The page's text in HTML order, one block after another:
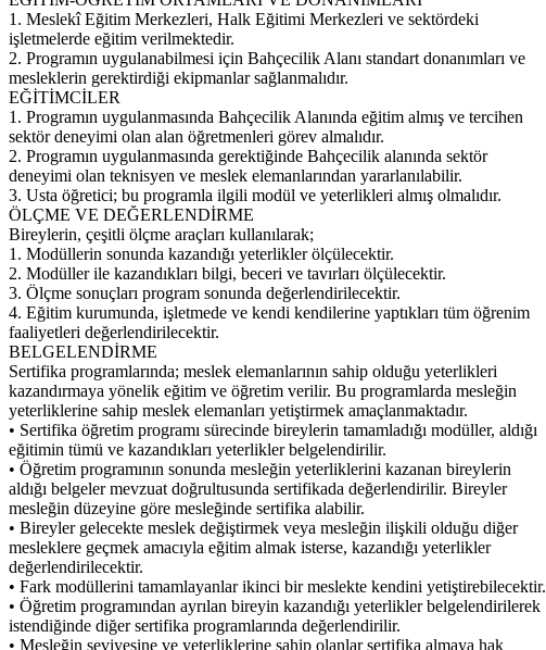
1. Meslekî Eğitim Merkezleri, Halk Eğitimi Merkezleri ve sektördeki
işletmelerde eğitim verilmektedir.
2. Programın uygulanabilmesi için Bahçecilik Alanı standart donanımları ve
mesleklerin gerektirdiği ekipmanlar sağlanmalıdır.
EĞİTİMCİLER
1. Programın uygulanmasında Bahçecilik Alanında eğitim almış ve tercihen
sektör deneyimi olan alan öğretmenleri görev almalıdır.
2. Programın uygulanmasında gerektiğinde Bahçecilik alanında sektör
deneyimi olan teknisyen ve meslek elemanlarından yararlanılabilir.
3. Usta öğretici; bu programla ilgili modül ve yeterlikleri almış olmalıdır.
ÖLÇME VE DEĞERLENDİRME
Bireylerin, çeşitli ölçme araçları kullanılarak;
1. Modüllerin sonunda kazandığı yeterlikler ölçülecektir.
2. Modüller ile kazandıkları bilgi, beceri ve tavırları ölçülecektir.
3. Ölçme sonuçları program sonunda değerlendirilecektir.
4. Eğitim kurumunda, işletmede ve kendi kendilerine yaptıkları tüm öğrenim
faaliyetleri değerlendirilecektir.
BELGELENDİRME
Sertifika programlarında; meslek elemanlarının sahip olduğu yeterlikleri
kazandırmaya yönelik eğitim ve öğretim verilir. Bu programlarda mesleğin
yeterliklerine sahip meslek elemanları yetiştirmek amaçlanmaktadır.
• Sertifika öğretim programı sürecinde bireylerin tamamladığı modüller, aldığı
eğitimin tümü ve kazandıkları yeterlikler belgelendirilir.
• Öğretim programının sonunda mesleğin yeterliklerini kazanan bireylerin
aldığı belgeler mevzuat doğrultusunda sertifikada değerlendirilir. Bireyler
mesleğin düzeyine göre mesleğinde sertifika alabilir.
• Bireyler gelecekte meslek değiştirmek veya mesleğin ilişkili olduğu diğer
mesleklere geçmek amacıyla eğitim almak isterse, kazandığı yeterlikler
değerlendirilecektir.
• Fark modüllerini tamamlayanlar ikinci bir meslekte kendini yetiştirebilecektir.
• Öğretim programından ayrılan bireyin kazandığı yeterlikler belgelendirilerek
istendiğinde diğer sertifika programlarında değerlendirilir.
• Mesleğin seviyesine ve yeterliklerine sahip olanlar sertifika almaya hak